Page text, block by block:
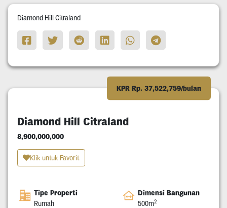
Diamond Hill Citraland
KPR Rp. 37,522,759/bulan
Diamond Hill Citraland
8,900,000,000
Klik untuk Favorit
Tipe Properti
Rumah
Dimensi Bangunan
500m2